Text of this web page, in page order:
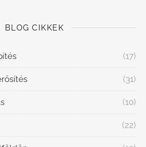
BLOG CIKKEK
(17)
(31)
(10)
(22)